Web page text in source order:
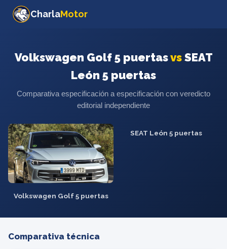
CharlaMotor
Volkswagen Golf 5 puertasvsSEAT
León 5 puertas
Comparativa especificación a especificación con veredicto
editorial independiente
Volkswagen Golf 5 puertas
SEAT León 5 puertas
Comparativa técnica